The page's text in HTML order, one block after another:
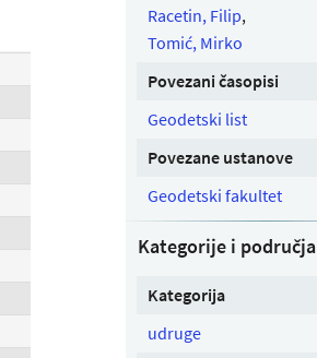
Racetin, Filip,
Tomić, Mirko
Povezani časopisi
Geodetski list
Povezane ustanove
Geodetski fakultet
Kategorije i područja
Kategorija
udruge